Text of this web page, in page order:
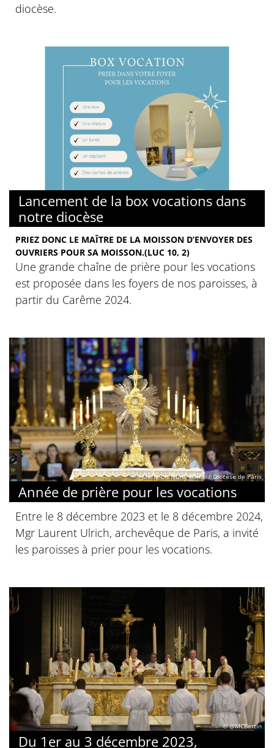
diocèse.
Lancement de la box vocations dans
notre diocèse
PRIEZ DONC LE MAÎTRE DE LA MOISSON D’ENVOYER DES
OUVRIERS POUR SA MOISSON.(LUC 10, 2)
Une grande chaîne de prière pour les vocations
est proposée dans les foyers de nos paroisses, à
partir du Carême 2024.
© Marie-Christine Bertin / Diocèse de Paris
Année de prière pour les vocations
Entre le 8 décembre 2023 et le 8 décembre 2024,
Mgr Laurent Ulrich, archevêque de Paris, a invité
les paroisses à prier pour les vocations.
© @MCBertin
Du 1er au 3 décembre 2023,